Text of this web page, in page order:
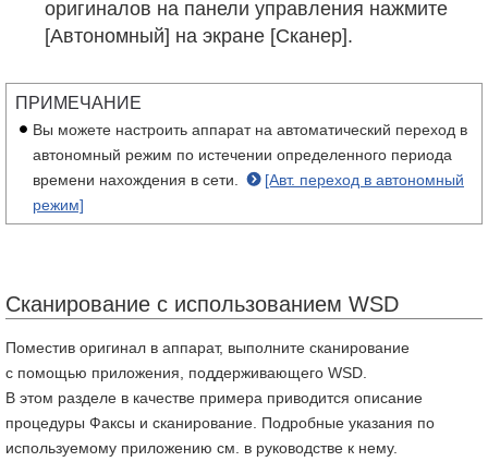
оригиналов на панели управления нажмите
[Автономный] на экране [Сканер].
ПРИМЕЧАНИЕ
Вы можете настроить аппарат на автоматический переход в
автономный режим по истечении определенного периода
времени нахождения в сети.
[Авт. переход в автономный
режим]
Сканирование с использованием WSD
Поместив оригинал в аппарат, выполните сканирование
с помощью приложения, поддерживающего WSD.
В этом разделе в качестве примера приводится описание
процедуры Факсы и сканирование. Подробные указания по
используемому приложению см. в руководстве к нему.